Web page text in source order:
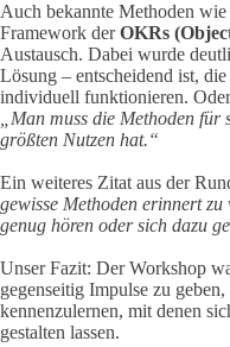
Auch bekannte Methoden wie
Framework derOKRs
Austausch. Dabei wurde
Lösung – entscheidend ist,
individuell funktionieren.
„Man muss die Methoden für
größten Nutzen hat.“
Ein weiteres Zitat aus der
gewisse Methoden erinnert
genug hören oder sich dazu
Unser Fazit: Der Workshop
gegenseitig Impulse zu
kennenzulernen, mit denen
gestalten lassen.